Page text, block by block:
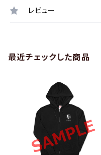
レビュー
最近チェックした商品